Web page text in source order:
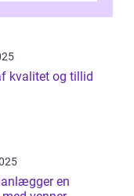
kvalitet og tillid
en